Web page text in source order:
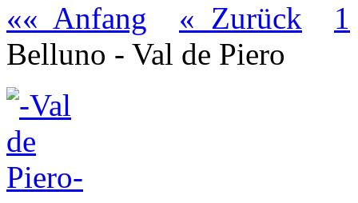
«« Anfang
« Zurück
1
Belluno - Val de Piero